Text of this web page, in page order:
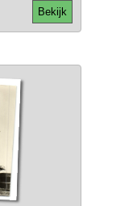
Bekijk